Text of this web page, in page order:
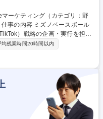
）戦略の企画・実行を担当
な企画立案や市場分析を行い、
担当しブランド価値・認知向
の運用全般を担当（撮影、編集
の運用も検討する分析ツールを
用をお任せします。 ■そのほか
ーケティング戦略の策定 ・プラ
ー/リモート可
均残業時間20時間以内